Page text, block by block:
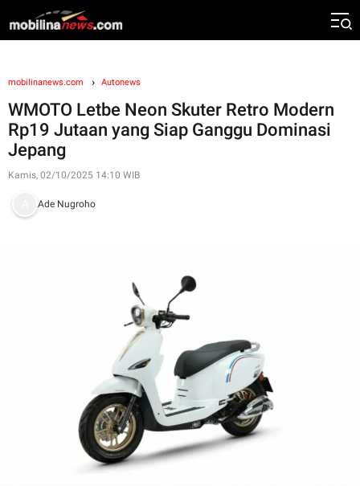
mobilinanews.com Autonews
WMOTO Letbe Neon Skuter Retro Modern
Rp19 Jutaan yang Siap Ganggu Dominasi
Jepang
Kamis, 02/10/2025 14:10 WIB
Ade Nugroho